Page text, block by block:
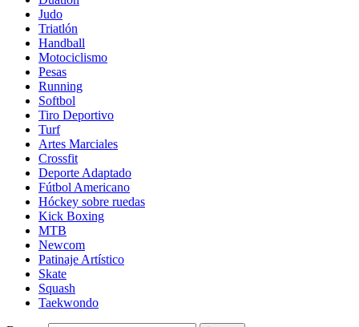
Judo
Triatlón
Handball
Motociclismo
Pesas
Running
Softbol
Tiro Deportivo
Turf
Artes Marciales
Crossfit
Deporte Adaptado
Fútbol Americano
Hóckey sobre ruedas
Kick Boxing
MTB
Newcom
Patinaje Artístico
Skate
Squash
Taekwondo